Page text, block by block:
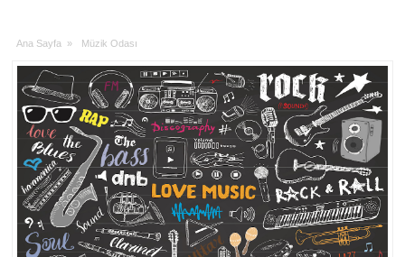
Ana Sayfa » Müzik Odası